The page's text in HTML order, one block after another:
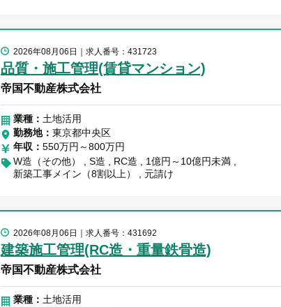
2026年08月06日 求人番号：431723
品質・施工管理(賃貸マンション)
帝国不動産株式会社
業種： 土地活用
勤務地
東京都中央区
年収
550万円～800万円
W造（その他）
S造 RC造
1億円～10億円未満
新築工事メイン（8割以上）
元請け
2026年08月06日 求人番号：431692
建築施工管理(RC造・重量鉄骨造)
帝国不動産株式会社
業種： 土地活用